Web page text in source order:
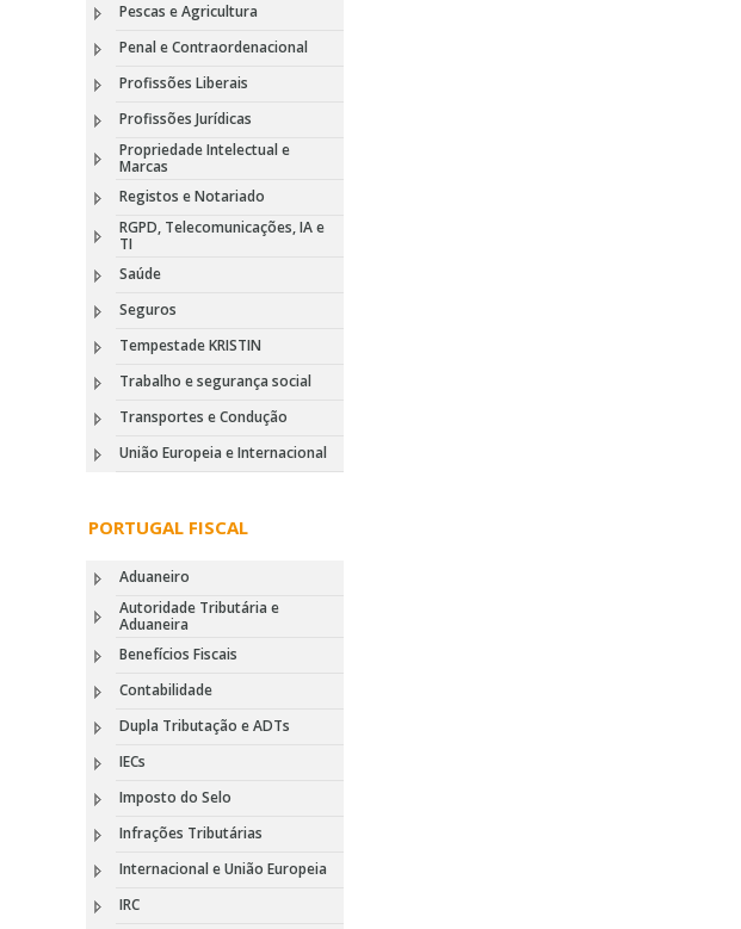
Pescas e Agricultura
Penal e Contraordenacional
Profissões Liberais
Profissões Jurídicas
Propriedade Intelectual e
Marcas
Registos e Notariado
RGPD, Telecomunicações, IA e
TI
Saúde
Seguros
Tempestade KRISTIN
Trabalho e segurança social
Transportes e Condução
União Europeia e Internacional
PORTUGAL FISCAL
Aduaneiro
Autoridade Tributária e
Aduaneira
Benefícios Fiscais
Contabilidade
Dupla Tributação e ADTs
IECs
Imposto do Selo
Infrações Tributárias
Internacional e União Europeia
IRC